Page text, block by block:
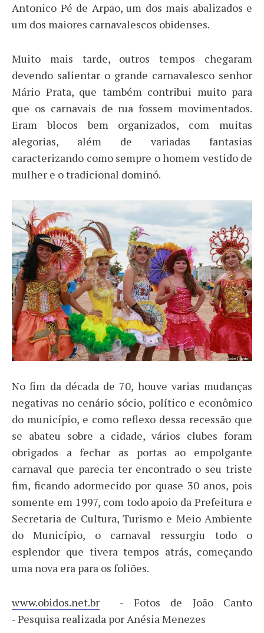
Antonico Pé de Arpão, um dos mais abalizados e
um dos maiores carnavalescos obidenses.
Muito mais tarde, outros tempos chegaram
devendo salientar o grande carnavalesco senhor
Mário Prata, que também contribui muito para
que os carnavais de rua fossem movimentados.
Eram blocos bem organizados, com muitas
alegorias, além de variadas fantasias
caracterizando como sempre o homem vestido de
mulher e o tradicional dominó.
No fim da década de 70, houve varias mudanças
negativas no cenário sócio, político e econômico
do município, e como reflexo dessa recessão que
se abateu sobre a cidade, vários clubes foram
obrigados a fechar as portas ao empolgante
carnaval que parecia ter encontrado o seu triste
fim, ficando adormecido por quase 30 anos, pois
somente em 1997, com todo apoio da Prefeitura e
Secretaria de Cultura, Turismo e Meio Ambiente
do Município, o carnaval ressurgiu todo o
esplendor que tivera tempos atrás, começando
uma nova era para os foliões.
www.obidos.net.br - Fotos de João Canto
- Pesquisa realizada por Anésia Menezes